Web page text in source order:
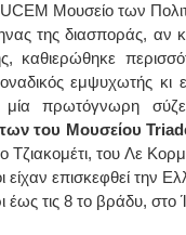
Μουσείο των
της διασποράς, αν
καθιερώθηκε
εμψυχωτής
μία πρωτόγνωρη
του Μουσείου
του Λε
είχαν επισκεφθεί την
έως τις 8 το βράδυ,